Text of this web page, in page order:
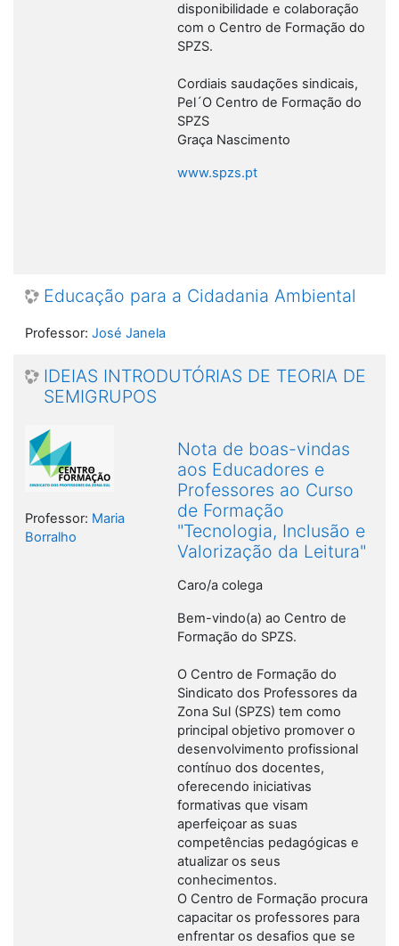
disponibilidade e colaboração
com o Centro de Formação do
SPZS.
Cordiais saudações sindicais,
Pel´O Centro de Formação do
SPZS
Graça Nascimento
www.spzs.pt
Educação para a Cidadania Ambiental
Professor: José Janela
IDEIAS INTRODUTÓRIAS DE TEORIA DE
SEMIGRUPOS
Nota de boas-vindas
aos Educadores e
Professores ao Curso
de Formação
"Tecnologia, Inclusão e
Valorização da Leitura"
Caro/a colega
Bem-vindo(a) ao Centro de
Formação do SPZS.
O Centro de Formação do
Sindicato dos Professores da
Zona Sul (SPZS) tem como
principal objetivo promover o
desenvolvimento profissional
contínuo dos docentes,
oferecendo iniciativas
formativas que visam
aperfeiçoar as suas
competências pedagógicas e
atualizar os seus
conhecimentos.
O Centro de Formação procura
capacitar os professores para
enfrentar os desafios que se
Professor: Maria
Borralho